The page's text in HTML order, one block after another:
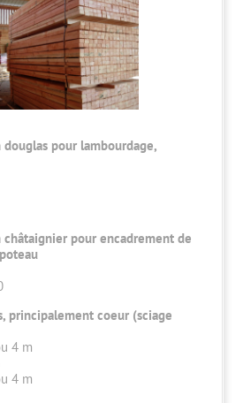
pour lambourdage,
pour encadrement de
principalement coeur (sciage
4 m
4 m